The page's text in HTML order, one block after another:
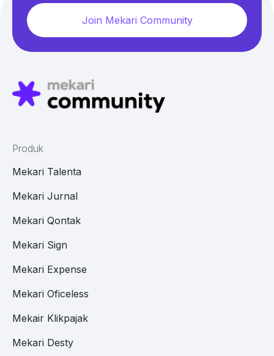
Join Mekari Community
Produk
Mekari Talenta
Mekari Jurnal
Mekari Qontak
Mekari Sign
Mekari Expense
Mekari Oficeless
Mekair Klikpajak
Mekari Desty